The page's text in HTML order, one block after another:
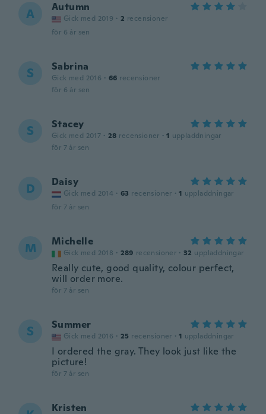
A Autumn
Gick med 2019 · 2 recensioner
för 6 år sen
S Sabrina
Gick med 2016 · 66 recensioner
för 6 år sen
S Stacey
Gick med 2017 · 28 recensioner · 1 uppladdningar
för 7 år sen
D Daisy
Gick med 2014 · 63 recensioner · 1 uppladdningar
för 7 år sen
M Michelle
Gick med 2018 · 289 recensioner · 32 uppladdningar
Really cute, good quality, colour perfect,
will order more.
för 7 år sen
S Summer
Gick med 2016 · 25 recensioner · 1 uppladdningar
I ordered the gray. They look just like the
picture!
för 7 år sen
Kristen